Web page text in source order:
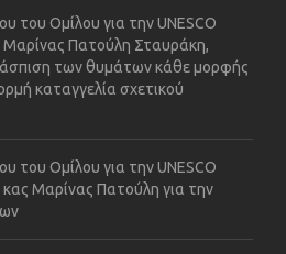
του Ομίλου για την UNESCO
Πατούλη Σταυράκη,
των θυμάτων κάθε μορφής
καταγγελία σχετικού
του Ομίλου για την UNESCO
Μαρίνας Πατούλη για την